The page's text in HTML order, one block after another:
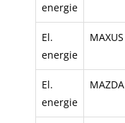
energie
El.
energie
MAXUS
El.
energie
MAZDA